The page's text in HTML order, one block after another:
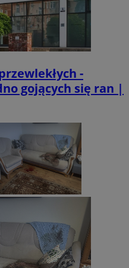
-
gojących się ran |
CookieScript
sosnowiecki.pl